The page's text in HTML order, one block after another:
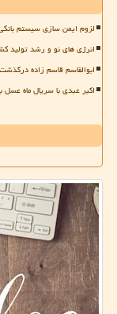
لزوم ایمن سازی سیستم
انرژی های نو و رشد تولید
ابوالقاسم قاسم زاده درگذشت
اکبر عبدی با سریال ماه عسل